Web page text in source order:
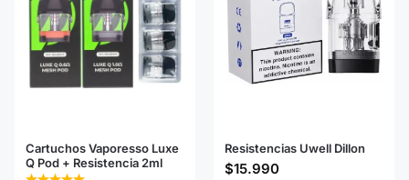
Cartuchos Vaporesso Luxe
Q Pod + Resistencia 2ml
Resistencias Uwell Dillon
$15.990